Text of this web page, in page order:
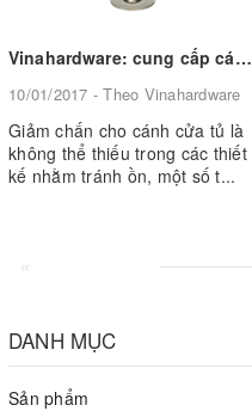
Vinahardware: cung cấp các sản phẩm phụ kiện chốt giảm chấn cho cánh cửa tủ
10/01/2017 - Theo Vinahardware
Giảm chấn cho cánh cửa tủ là
không thể thiếu trong các thiết
kế nhằm tránh ồn, một số t...
«
DANH MỤC
Sản phẩm